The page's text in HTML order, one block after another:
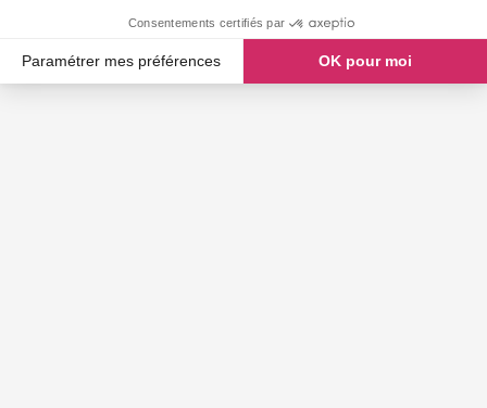
Consentements certifiés par
Paramétrer mes préférences OK pour moi